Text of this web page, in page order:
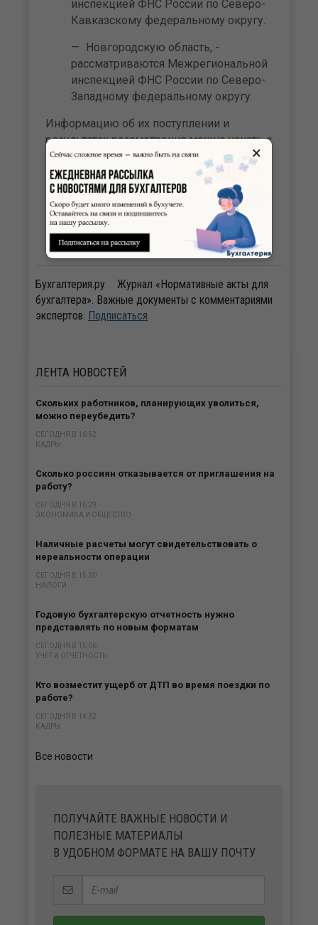
инспекцией ФНС России по Северо-
Кавказскому федеральному округу.
Новгородскую область, -
рассматриваются Межрегиональной
инспекцией ФНС России по Северо-
Западному федеральному округу.
Информацию об их поступлении и
результатах рассмотрения можно узнать с
помощью сервиса «Узнать о жалобе».
Мгновенный доступ к бухгалтерским
новостям сайта Бухгалтерия.ru в
Telegram-
каналеиканале Max
Бухгалтерия.ру
Журнал «Нормативные акты для
бухгалтера». Важные документы с комментариями
экспертов. Подписаться
ЛЕНТА НОВОСТЕЙ
Скольких работников, планирующих уволиться,
можно переубедить?
СЕГОДНЯ В 16:52
КАДРЫ
Сколько россиян отказывается от приглашения на
работу?
СЕГОДНЯ В 16:29
ЭКОНОМИКА И ОБЩЕСТВО
Наличные расчеты могут свидетельствовать о
нереальности операции
СЕГОДНЯ В 15:30
НАЛОГИ
Годовую бухгалтерскую отчетность нужно
представлять по новым форматам
СЕГОДНЯ В 15:06
УЧЕТ И ОТЧЕТНОСТЬ
Кто возместит ущерб от ДТП во время поездки по
работе?
СЕГОДНЯ В 14:32
КАДРЫ
Все новости
ПОЛУЧАЙТЕ ВАЖНЫЕ НОВОСТИ И
ПОЛЕЗНЫЕ МАТЕРИАЛЫ
В УДОБНОМ ФОРМАТЕ НА ВАШУ ПОЧТУ
×